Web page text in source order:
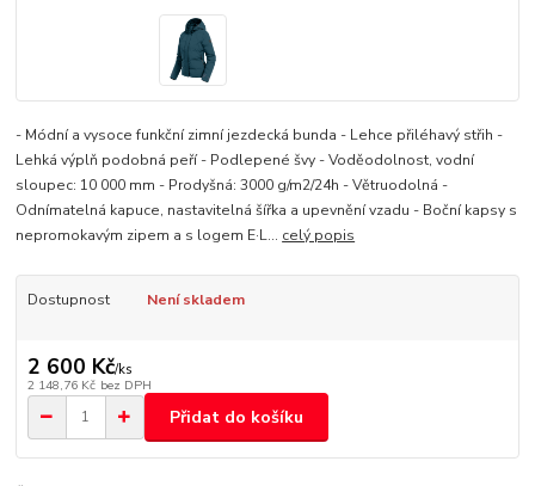
- Módní a vysoce funkční zimní jezdecká bunda - Lehce přiléhavý střih -
Lehká výplň podobná peří - Podlepené švy - Voděodolnost, vodní
sloupec: 10 000 mm - Prodyšná: 3000 g/m2/24h - Větruodolná -
Odnímatelná kapuce, nastavitelná šířka a upevnění vzadu - Boční kapsy s
nepromokavým zipem a s logem E·L... celý popis
Dostupnost Není skladem
2 600 Kč/ks
2 148,76 Kč bez DPH
Přidat do košíku